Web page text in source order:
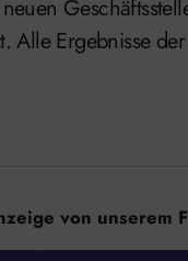
Alle Ergebnisse
von unserem